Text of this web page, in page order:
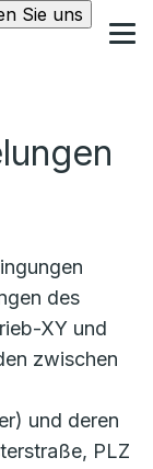
Sie uns
des
XY und
zwischen
und deren
PLZ